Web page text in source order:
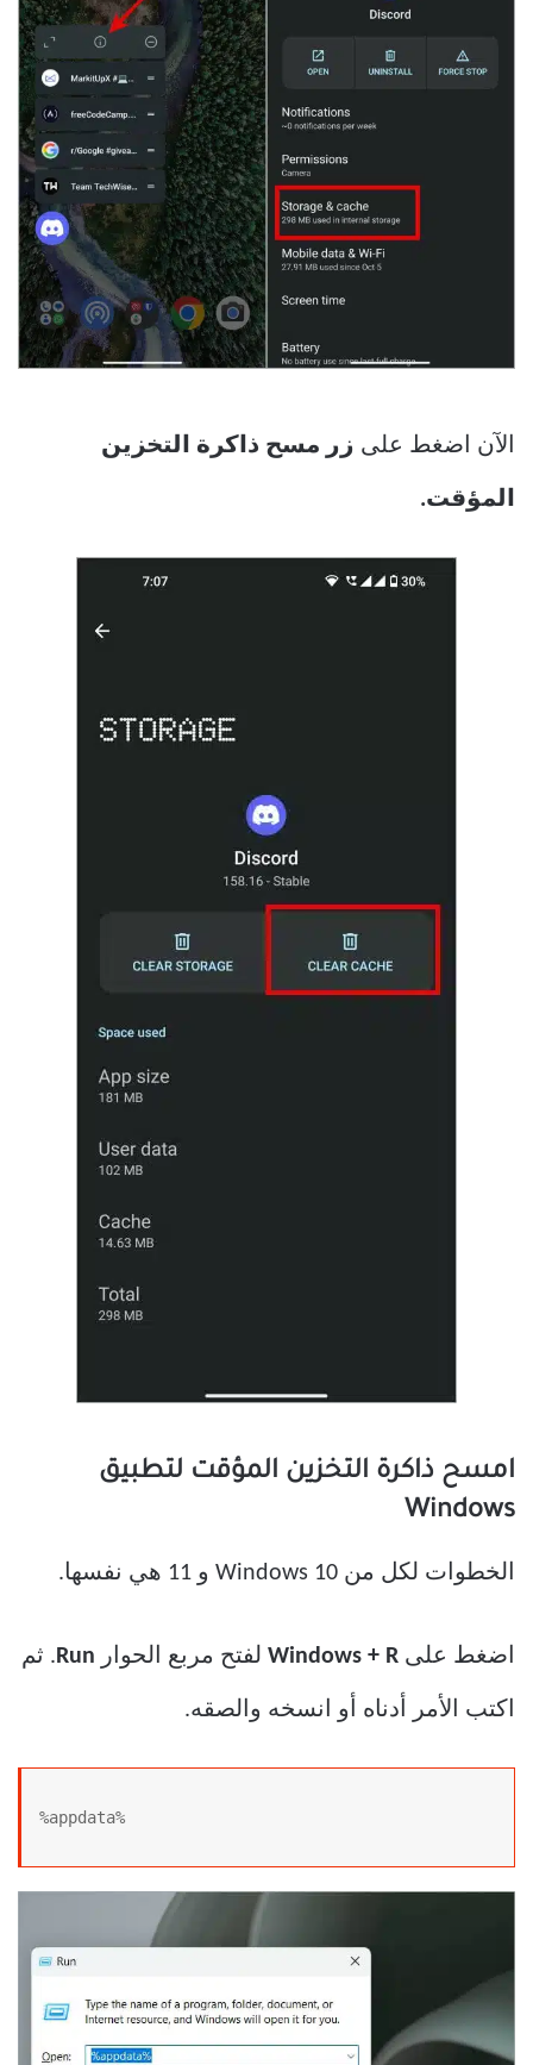
الآن اضغط على زر مسح ذاكرة التخزين
المؤقت.
امسح ذاكرة التخزين المؤقت لتطبيق
Windows
الخطوات لكل من Windows 10 و 11 هي نفسها.
اضغط على لفتح مربع الحوار Run. ثم
اكتب الأمر أدناه أو انسخه والصقه.
%appdata%